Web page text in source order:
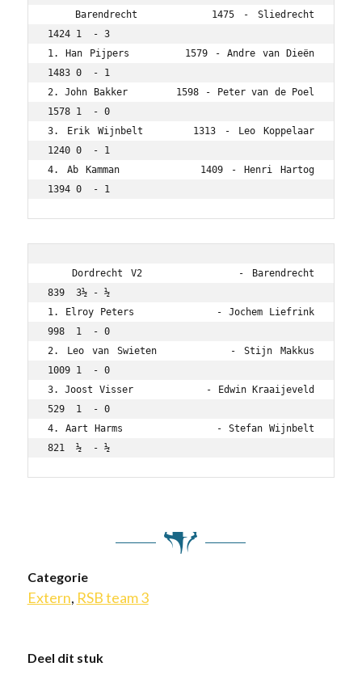
1424 1  - 3
1. Han Pijpers        1579 - Andre van Dieën
1483 0  - 1
2. John Bakker        1598 - Peter van de Poel
1578 1  - 0
3. Erik Wijnbelt      1313 - Leo Koppelaar
1240 0  - 1
4. Ab Kamman          1409 - Henri Hartog
1394 0  - 1
839  3½ - ½
1. Elroy Peters            - Jochem Liefrink
998  1  - 0
2. Leo van Swieten         - Stijn Makkus
1009 1  - 0
3. Joost Visser            - Edwin Kraaijeveld
529  1  - 0
4. Aart Harms              - Stefan Wijnbelt
821  ½  - ½
Categorie
Extern, RSB team 3
Deel dit stuk